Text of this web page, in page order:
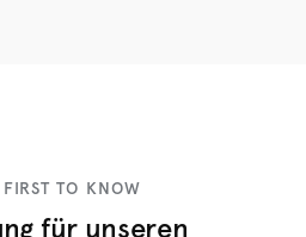
TO KNOW
für unseren